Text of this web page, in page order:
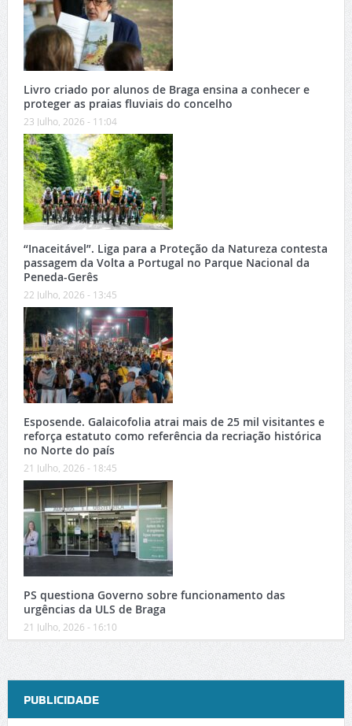
Livro criado por alunos de Braga ensina a conhecer e
proteger as praias fluviais do concelho
23 Julho, 2026 - 11:04
“Inaceitável”. Liga para a Proteção da Natureza contesta
passagem da Volta a Portugal no Parque Nacional da
Peneda-Gerês
22 Julho, 2026 - 13:45
Esposende. Galaicofolia atrai mais de 25 mil visitantes e
reforça estatuto como referência da recriação histórica
no Norte do país
21 Julho, 2026 - 18:45
PS questiona Governo sobre funcionamento das
urgências da ULS de Braga
21 Julho, 2026 - 16:10
PUBLICIDADE